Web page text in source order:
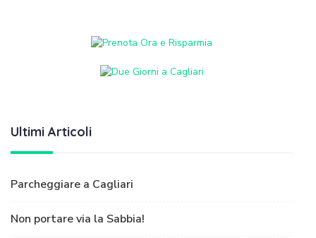
Ultimi Articoli
Parcheggiare a Cagliari
Non portare via la Sabbia!